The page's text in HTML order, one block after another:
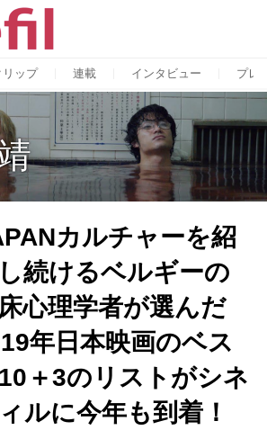
リップ 連載 インタビュー プレ
カルチャーを紹
続けるベルギーの
心理学者が選んだ
年日本映画のベス
10＋3のリストがシネ
ルに今年も到着！